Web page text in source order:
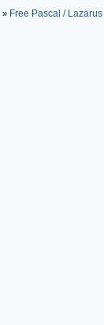
» Free Pascal / Lazarus